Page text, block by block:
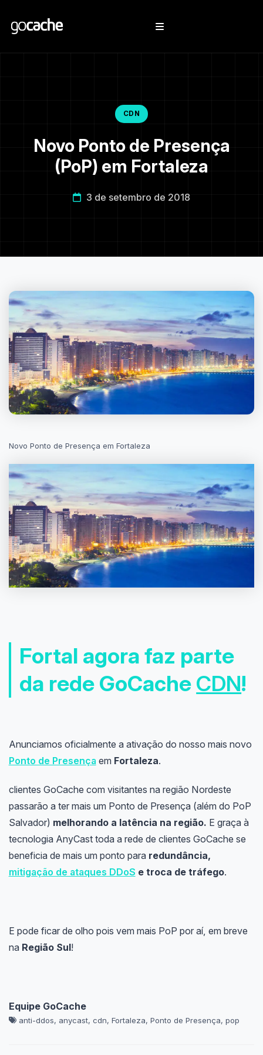
CDN
Novo Ponto de Presença
(PoP) em Fortaleza
3 de setembro de 2018
Novo Ponto de Presença em Fortaleza
Fortal agora faz parte
da rede GoCache CDN!
Anunciamos oficialmente a ativação do nosso mais novo
Ponto de Presença em Fortaleza.
clientes GoCache com visitantes na região Nordeste
passarão a ter mais um Ponto de Presença (além do PoP
Salvador) melhorando a latência na região. E graça à
tecnologia AnyCast toda a rede de clientes GoCache se
beneficia de mais um ponto para redundância,
mitigação de ataques DDoS e troca de tráfego.
E pode ficar de olho pois vem mais PoP por aí, em breve
na Região Sul!
Equipe GoCache
anti-ddos, anycast, cdn, Fortaleza, Ponto de Presença, pop